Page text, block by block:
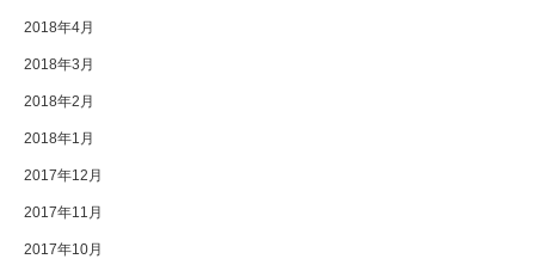
2018年4月
2018年3月
2018年2月
2018年1月
2017年12月
2017年11月
2017年10月